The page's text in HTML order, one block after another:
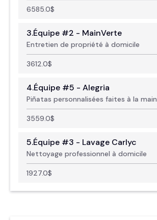
6585.0$
3.Équipe #2 - MainVerte
Entretien de propriété à domicile
3612.0$
4.Équipe #5 - Alegria
Piñatas personnalisées faites à la main
3559.0$
5.Équipe #3 - Lavage Carlyc
Nettoyage professionnel à domicile
1927.0$